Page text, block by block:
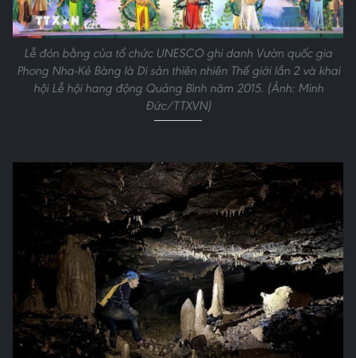
Lễ đón bằng của tổ chức UNESCO ghi danh Vườn quốc gia
Phong Nha-Kẻ Bàng là Di sản thiên nhiên Thế giới lần 2 và khai
hội Lễ hội hang động Quảng Bình năm 2015. (Ảnh: Minh
Đức/TTXVN)